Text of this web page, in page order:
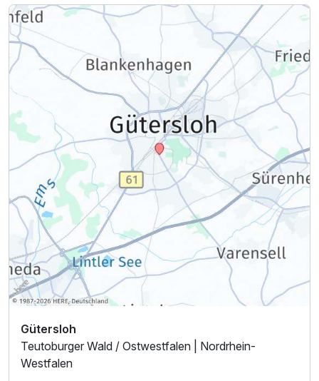
Gütersloh
Teutoburger Wald / Ostwestfalen | Nordrhein-
Westfalen